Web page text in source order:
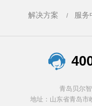
解决方案 服务
青岛贝尔
地址：山东省青岛市